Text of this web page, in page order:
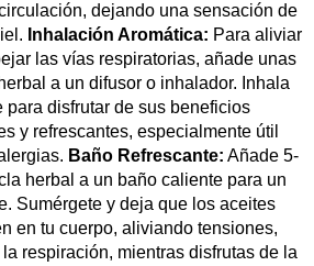
dejando una sensación de
Inhalación Aromática: Para aliviar
las vías respiratorias, añade unas
a un difusor o inhalador. Inhala
para disfrutar de sus beneficios
y refrescantes, especialmente útil
Baño Refrescante: Añade 5-
herbal a un baño caliente para un
Sumérgete y deja que los aceites
en tu cuerpo, aliviando tensiones,
respiración, mientras disfrutas de la